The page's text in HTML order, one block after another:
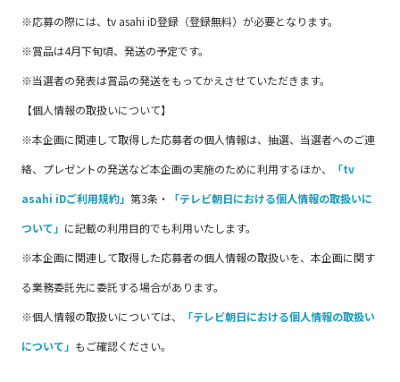
※応募の際には、tv asahi iD登録（登録無料）が必要となります。
※賞品は4月下旬頃、発送の予定です。
※当選者の発表は賞品の発送をもってかえさせていただきます。
【個人情報の取扱いについて】
※本企画に関連して取得した応募者の個人情報は、抽選、当選者へのご連
絡、プレゼントの発送など本企画の実施のために利用するほか、
「tv
asahi iDご利用規約」 第3条・
「テレビ朝日における個人情報の取扱いに
ついて」 に記載の利用目的でも利用いたします。
※本企画に関連して取得した応募者の個人情報の取扱いを、本企画に関す
る業務委託先に委託する場合があります。
※個人情報の取扱いについては、
「テレビ朝日における個人情報の取扱い
について」 もご確認ください。